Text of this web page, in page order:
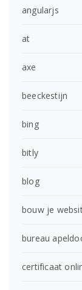
angularjs
at
axe
beeckestijn
bing
bitly
blog
bouw je
bureau
certificaat